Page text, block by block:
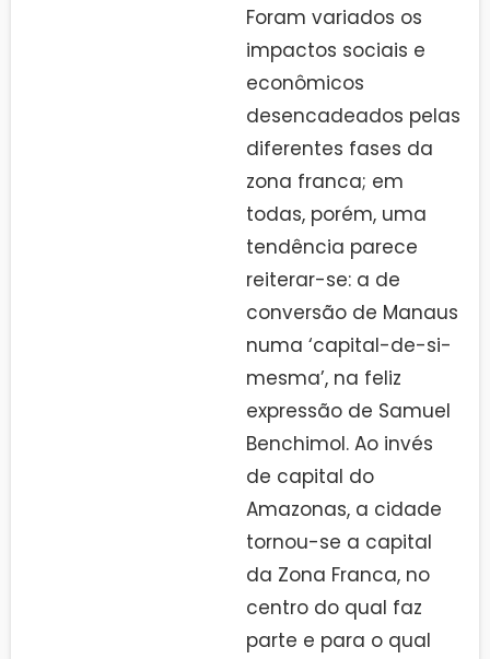
Foram variados os
impactos sociais e
econômicos
desencadeados pelas
diferentes fases da
zona franca; em
todas, porém, uma
tendência parece
reiterar-se: a de
conversão de Manaus
numa ‘capital-de-si-
mesma’, na feliz
expressão de Samuel
Benchimol. Ao invés
de capital do
Amazonas, a cidade
tornou-se a capital
da Zona Franca, no
centro do qual faz
parte e para o qual